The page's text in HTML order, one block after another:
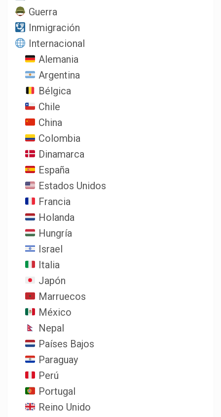
Guerra
Inmigración
Internacional
Alemania
Argentina
Bélgica
Chile
China
Colombia
Dinamarca
España
Estados Unidos
Francia
Holanda
Hungría
Israel
Italia
Japón
Marruecos
México
Nepal
Países Bajos
Paraguay
Perú
Portugal
Reino Unido